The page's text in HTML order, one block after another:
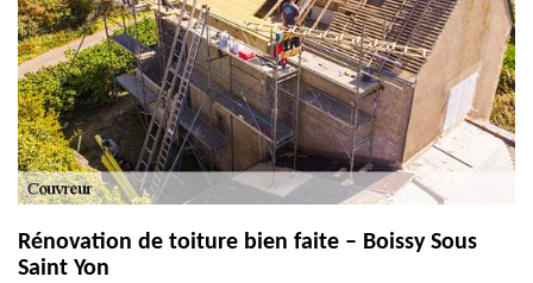
Rénovation de toiture bien faite – Boissy Sous
Saint Yon